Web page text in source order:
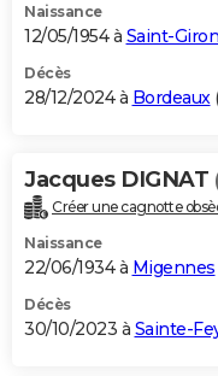
Naissance
12/05/1954 à Saint-
Décès
28/12/2024 à Bordeaux
Jacques DIGNAT
Créer une cagnotte
Naissance
22/06/1934 à Migennes
Décès
30/10/2023 à Sainte-